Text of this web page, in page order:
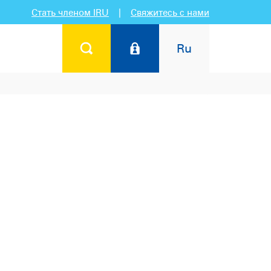
Стать членом IRU | Свяжитесь с нами
Ru